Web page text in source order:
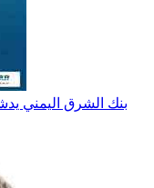
بنك الشرق اليمني